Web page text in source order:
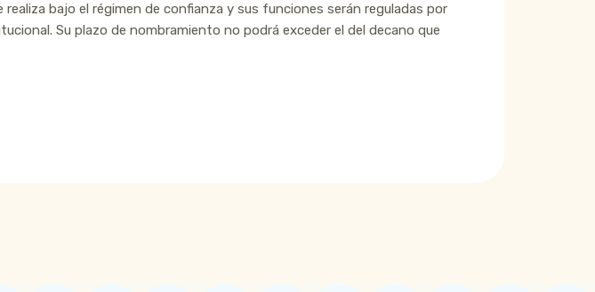
bajo el régimen de confianza y sus funciones serán reguladas por
Su plazo de nombramiento no podrá exceder el del decano que